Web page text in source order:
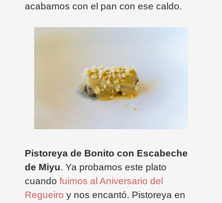
acabamos con el pan con ese caldo.
Pistoreya de Bonito con Escabeche
de Miyu. Ya probamos este plato
cuando fuimos al Aniversario del
Regueiro y nos encantó. Pistoreya en